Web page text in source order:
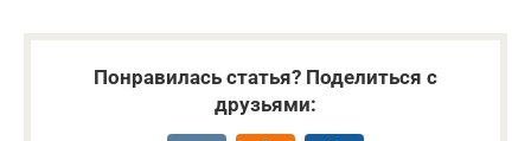
Понравилась статья? Поделиться с
друзьями: